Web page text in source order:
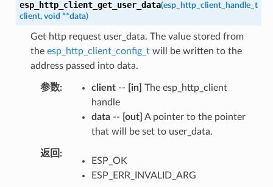
esp_http_client_get_user_data(esp_http_client_handle_t
client, void **data)
Get http request user_data. The value stored from
the esp_http_client_config_twill be written to the
address passed into data.
参数 client-- [in] The esp_http_client
handle
data-- [out] A pointer to the pointer
that will be set to user_data.
返回
ESP_OK
ESP_ERR_INVALID_ARG